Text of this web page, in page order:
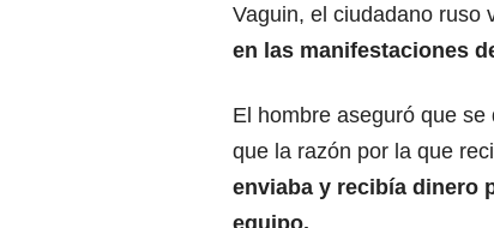
Vaguin, el ciudadano ruso
en las manifestaciones
El hombre aseguró que
que la razón por la que
enviaba y recibía dinero